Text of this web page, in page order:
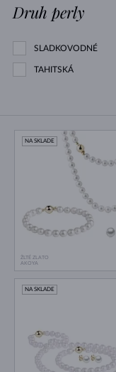
Druh perly
SLADKOVODNÉ
TAHITSKÁ
ŽLTÉ ZLATO
AKOYA
NA SKLADE
NA SKLADE